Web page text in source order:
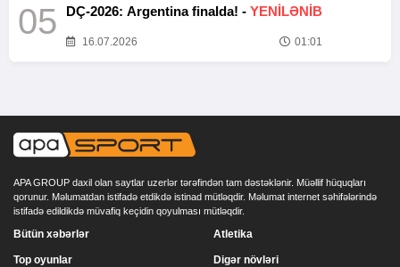
05 DÇ-2026: Argentina finalda! - YENİLƏNİB
16.07.2026 01:01
APA GROUP daxil olan saytlar uzerlər tərəfindən tam dəstəklənir. Müəllif hüquqları
qorunur. Məlumatdan istifadə etdikdə istinad mütləqdir. Məlumat internet səhifələrində
istifadə edildikdə müvafiq keçidin qoyulması mütləqdir.
Bütün xəbərlər
Top oyunlar
Atletika
Digər növləri